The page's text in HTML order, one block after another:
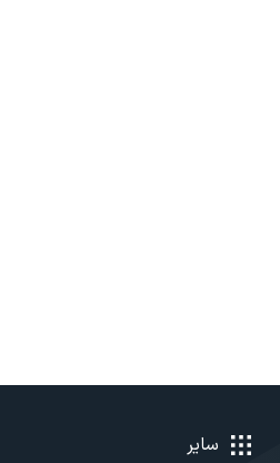
سایر